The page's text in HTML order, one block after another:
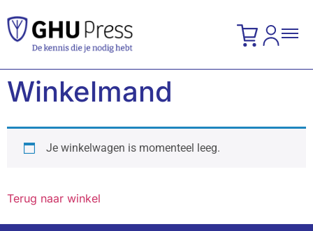
Winkelmand
Je winkelwagen is momenteel leeg.
Terug naar winkel